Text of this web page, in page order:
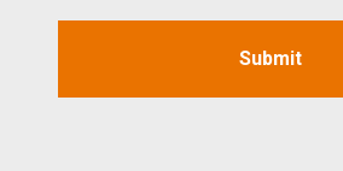
Submit